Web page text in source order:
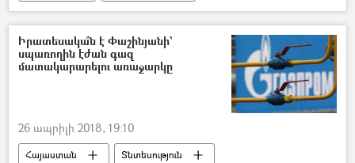
Իրատեսակա՞ն է Փաշինյանի`
սպառողին էժան գազ
մատակարարելու առաջարկը
26 ապրիլի 2018, 19:10
Հայաստան Տնտեսություն